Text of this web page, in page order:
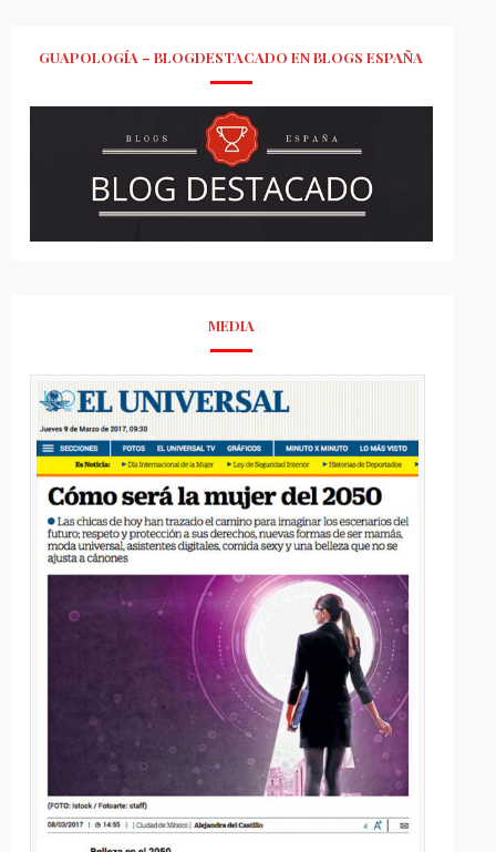
GUAPOLOGÍA – BLOGDESTACADO EN BLOGS ESPAÑA
MEDIA